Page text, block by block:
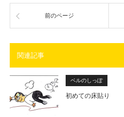
前のページ
関連記事
ベルのしっぽ
初めての床貼り